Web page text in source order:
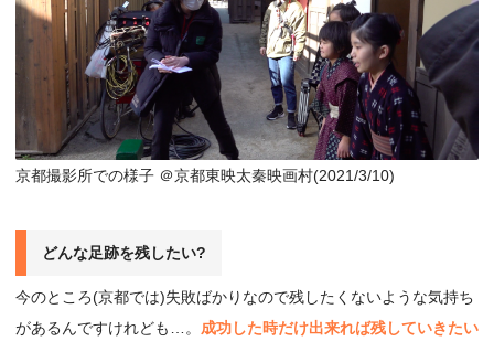
京都撮影所での様子 ＠京都東映太秦映画村(2021/3/10)
どんな⾜跡を残したい?
今のところ(京都では)失敗ばかりなので残したくないような気持ち
があるんですけれども…。 成功した時だけ出来れば残していきたい